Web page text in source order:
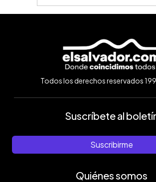
Todos los derechos reservados
Suscríbete al
Suscribirme
Quiénes somos